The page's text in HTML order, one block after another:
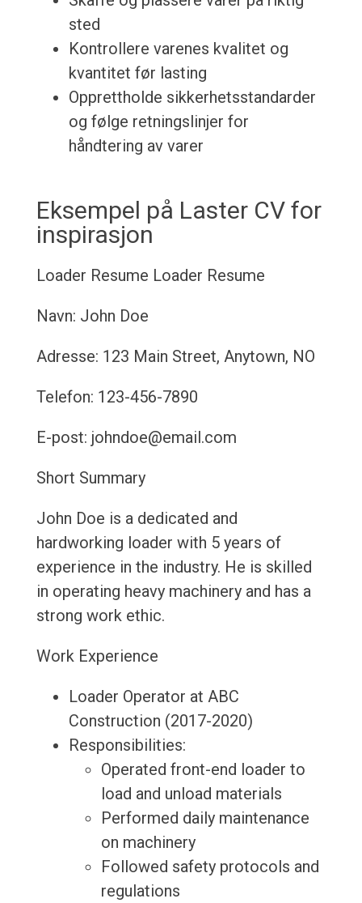
sted
Kontrollere varenes kvalitet og
kvantitet før lasting
Opprettholde sikkerhetsstandarder
og følge retningslinjer for
håndtering av varer
Eksempel på Laster CV for
inspirasjon
Loader Resume Loader Resume
Navn: John Doe
Adresse: 123 Main Street, Anytown, NO
Telefon: 123-456-7890
E-post: johndoe@email.com
Short Summary
John Doe is a dedicated and
hardworking loader with 5 years of
experience in the industry. He is skilled
in operating heavy machinery and has a
strong work ethic.
Work Experience
Loader Operator at ABC
Construction (2017-2020)
Responsibilities:
Operated front-end loader to
load and unload materials
Performed daily maintenance
on machinery
Followed safety protocols and
regulations